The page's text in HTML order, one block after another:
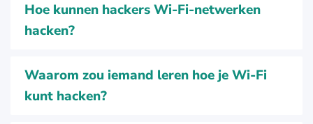
Hoe kunnen hackers Wi-Fi-netwerken
hacken?
Waarom zou iemand leren hoe je Wi-Fi
kunt hacken?